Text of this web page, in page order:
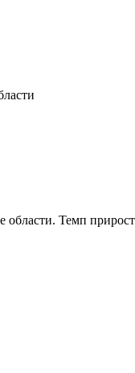
Темп